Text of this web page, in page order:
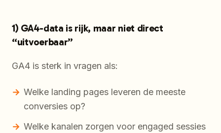
1) GA4-data is rijk, maar niet direct
“uitvoerbaar”
GA4 is sterk in vragen als:
Welke landing pages leveren de meeste
conversies op?
Welke kanalen zorgen voor engaged sessies